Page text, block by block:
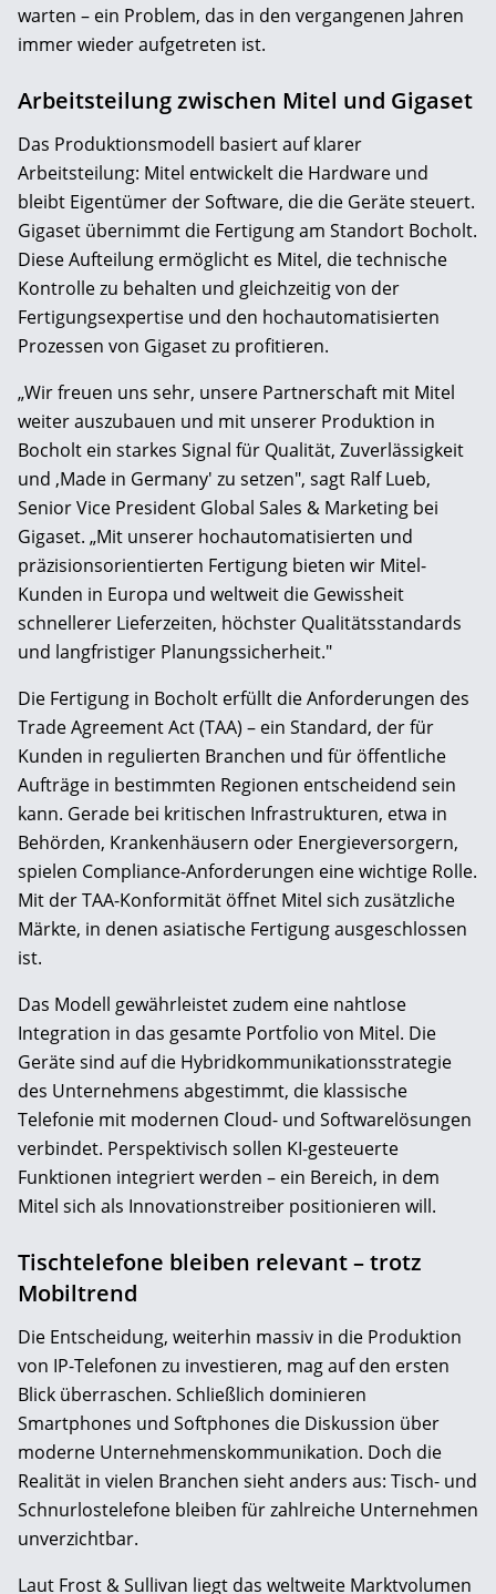
warten – ein Problem, das in den vergangenen Jahren
immer wieder aufgetreten ist.
Arbeitsteilung zwischen Mitel und Gigaset
Das Produktionsmodell basiert auf klarer
Arbeitsteilung: Mitel entwickelt die Hardware und
bleibt Eigentümer der Software, die die Geräte steuert.
Gigaset übernimmt die Fertigung am Standort Bocholt.
Diese Aufteilung ermöglicht es Mitel, die technische
Kontrolle zu behalten und gleichzeitig von der
Fertigungsexpertise und den hochautomatisierten
Prozessen von Gigaset zu profitieren.
„Wir freuen uns sehr, unsere Partnerschaft mit Mitel
weiter auszubauen und mit unserer Produktion in
Bocholt ein starkes Signal für Qualität, Zuverlässigkeit
und ‚Made in Germany' zu setzen", sagt Ralf Lueb,
Senior Vice President Global Sales & Marketing bei
Gigaset. „Mit unserer hochautomatisierten und
präzisionsorientierten Fertigung bieten wir Mitel-
Kunden in Europa und weltweit die Gewissheit
schnellerer Lieferzeiten, höchster Qualitätsstandards
und langfristiger Planungssicherheit."
Die Fertigung in Bocholt erfüllt die Anforderungen des
Trade Agreement Act (TAA) – ein Standard, der für
Kunden in regulierten Branchen und für öffentliche
Aufträge in bestimmten Regionen entscheidend sein
kann. Gerade bei kritischen Infrastrukturen, etwa in
Behörden, Krankenhäusern oder Energieversorgern,
spielen Compliance-Anforderungen eine wichtige Rolle.
Mit der TAA-Konformität öffnet Mitel sich zusätzliche
Märkte, in denen asiatische Fertigung ausgeschlossen
ist.
Das Modell gewährleistet zudem eine nahtlose
Integration in das gesamte Portfolio von Mitel. Die
Geräte sind auf die Hybridkommunikationsstrategie
des Unternehmens abgestimmt, die klassische
Telefonie mit modernen Cloud- und Softwarelösungen
verbindet. Perspektivisch sollen KI-gesteuerte
Funktionen integriert werden – ein Bereich, in dem
Mitel sich als Innovationstreiber positionieren will.
Tischtelefone bleiben relevant – trotz
Mobiltrend
Die Entscheidung, weiterhin massiv in die Produktion
von IP-Telefonen zu investieren, mag auf den ersten
Blick überraschen. Schließlich dominieren
Smartphones und Softphones die Diskussion über
moderne Unternehmenskommunikation. Doch die
Realität in vielen Branchen sieht anders aus: Tisch- und
Schnurlostelefone bleiben für zahlreiche Unternehmen
unverzichtbar.
Laut Frost & Sullivan liegt das weltweite Marktvolumen